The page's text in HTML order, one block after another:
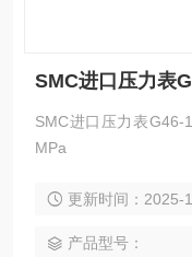
SMC进口压力表
SMC进口压力表G46-
MPa
更新时间：2025-
产品型号：